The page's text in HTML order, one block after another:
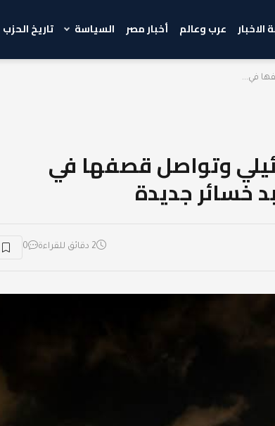
الاخبار عرب وعالم أخبار مصر السياسة تاريخ الحزب
في...
وتواصل قصفها في
2 دقائق للقراءة 0